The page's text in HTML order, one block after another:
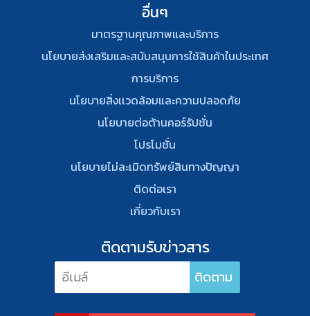
อื่นๆ
มาตรฐานคุณภาพและบริการ
นโยบายส่งเสริมและสนับสนุนการใช้สินค้าในประเทศ
การบริการ
นโยบายสิ่งเเวดล้อมและความปลอดภัย
นโยบายต่อต้านคอร์รัปชั่น
โปรโมชั่น
นโยบายไม่ละเมิดทรัพย์สินทางปัญญา
ติดต่อเรา
เกี่ยวกับเรา
ติดตามรับข่าวสาร